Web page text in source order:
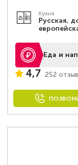
Кухня
Русская,
Еда и
4,7 252